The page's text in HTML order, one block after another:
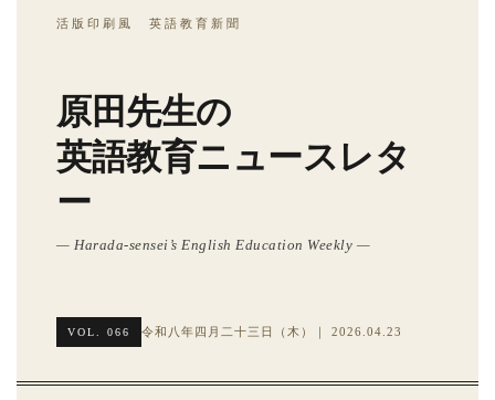
活版印刷風 英語教育新聞
原田先生の
英語教育ニュースレタ
ー
— Harada-sensei’s English Education Weekly —
VOL. 066 令和八年四月二十三日（木）｜ 2026.04.23